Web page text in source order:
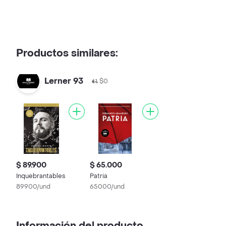
Productos similares:
Lerner 93 $0
$ 89.900
Inquebrantables
89900/und
$ 65.000
Patria
65000/und